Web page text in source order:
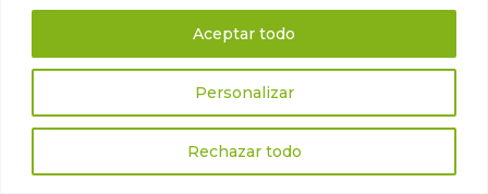
Personalizar
Rechazar todo
Aceptar todo
Gerne helfen wir Ihnen weiter, melden Sie sich
einfach bei uns!